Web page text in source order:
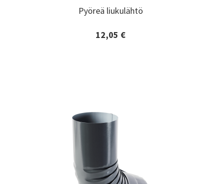
Pyöreä liukulähtö
12,05 €
Pyöreä liukulähtö
Lisätiedot ja tilaaminen